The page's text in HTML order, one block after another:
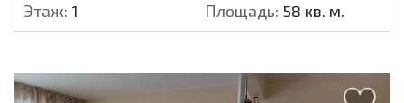
Этаж: 1 Площадь: 58 кв. м.